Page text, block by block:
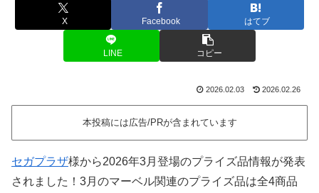
X Facebook はてブ
LINE コピー
2026.02.03 2026.02.26
本投稿には広告/PRが含まれています
セガプラザ様から2026年3月登場のプライズ品情報が発表
されました！3月のマーベル関連のプライズ品は全4商品